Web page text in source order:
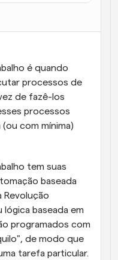
com chamadas
por IA
lembretes
as últimas notícias e
com várias pessoas
algo acontecer
é quando
processos de
de fazê-los
processos
com mínima)
tem suas
baseada
Revolução
lógica baseada em
programados com
de modo que
tarefa particular.